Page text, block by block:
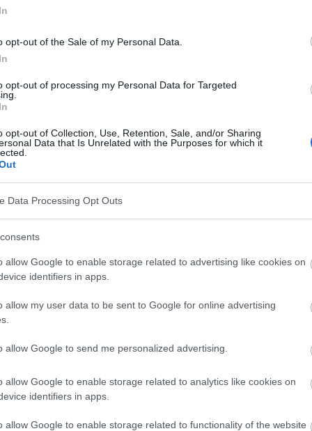
opt-out of the Sale of my Personal Data.
opt-out of processing my Personal Data for Targeted
opt-out of Collection, Use, Retention, Sale, and/or Sharing
Data that Is Unrelated with the Purposes for which it
Data Processing Opt Outs
allow Google to enable storage related to advertising like cookies on
identifiers in apps.
allow my user data to be sent to Google for online advertising
allow Google to send me personalized advertising.
allow Google to enable storage related to analytics like cookies on
identifiers in apps.
allow Google to enable storage related to functionality of the website
como:
papel clave en la hemiparesia.
músculos. Los daños o lesiones pueden afectar
cuerpo (por ejemplo, un brazo, una pierna) o a
rápidamente (incluso en pocos minutos). El
de dónde está dañada la vía motora y de la